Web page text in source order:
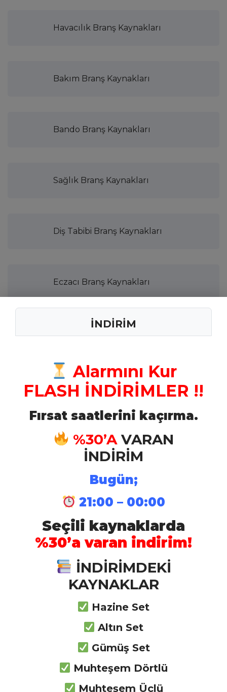
Havacılık Branş Kaynakları
Bakım Branş Kaynakları
Bando Branş Kaynakları
Sağlık Branş Kaynakları
Diş Tabibi Branş Kaynakları
Eczacı Branş Kaynakları
Kimyager Branş Kaynakları
Veteriner Branş Kaynakları
İstihkam Branş Kaynakları
Mühendis Branş Kaynakları
Daima Güncel Kal
Eğlenerek Öğren
Zihin Haritaları Yöntemiyle
Sınav Formatında Sorular
İNDİRİM
Alarmını Kur
FLASH İNDİRİMLER !!
Fırsat saatlerini kaçırma.
%30’A VARAN
İNDİRİM
Bugün;
21:00 – 00:00
Seçili kaynaklarda
%30’a varan indirim!
İNDİRİMDEKİ
KAYNAKLAR
Hazine Set
Altın Set
Gümüş Set
Muhteşem Dörtlü
Muhteşem Üçlü